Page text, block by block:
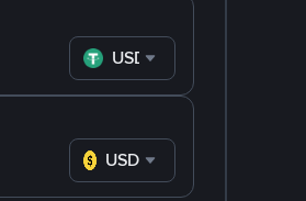
USD
USDT